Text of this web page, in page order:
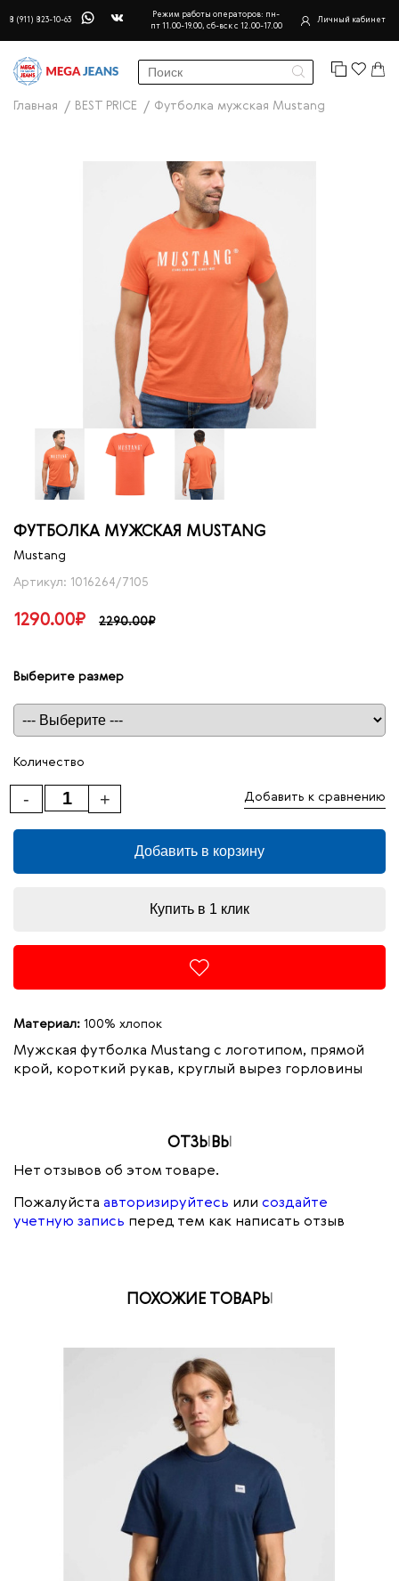
8 (911) 823-10-63
Режим работы операторов: пн-
пт 11.00-19.00, сб-вск с 12.00-17.00
Личный кабинет
Главная BEST PRICE Футболка мужская Mustang
ФУТБОЛКА МУЖСКАЯ MUSTANG
Mustang
Артикул: 1016264/7105
1290.00₽ 2290.00₽
Выберите размер
Таблица размеров
Количество
+
- Добавить к сравнению
Добавить в корзину
Купить в 1 клик
Материал: 100% хлопок
Мужская футболка Mustang с логотипом, прямой
крой, короткий рукав, круглый вырез горловины
ОТЗЫВЫ
Нет отзывов об этом товаре.
Пожалуйста авторизируйтесь или создайте
учетную запись перед тем как написать отзыв
ПОХОЖИЕ ТОВАРЫ